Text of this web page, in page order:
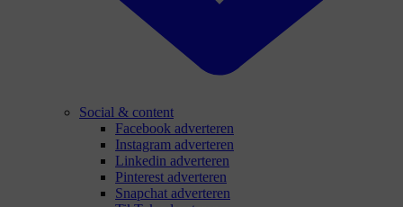
Social & content
Facebook adverteren
Instagram adverteren
Linkedin adverteren
Pinterest adverteren
Snapchat adverteren